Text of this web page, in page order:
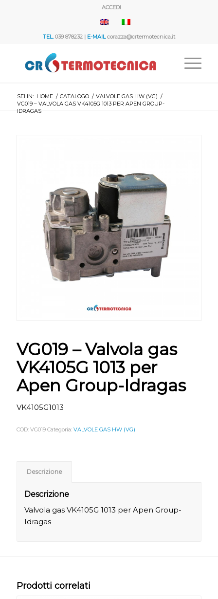
ACCEDI
TEL.039 878232 | E-MAILcorazza@crtermotecnica.it
SEI IN: HOME / CATALOGO / VALVOLE GAS HW (VG) /
VG019 – VALVOLA GAS VK4105G 1013 PER APEN GROUP-
IDRAGAS
VG019 – Valvola gas
VK4105G 1013 per
Apen Group-Idragas
VK4105G1013
COD: VG019 Categoria: VALVOLE GAS HW (VG)
Descrizione
Descrizione
Valvola gas VK4105G 1013 per Apen Group-
Idragas
Prodotti correlati